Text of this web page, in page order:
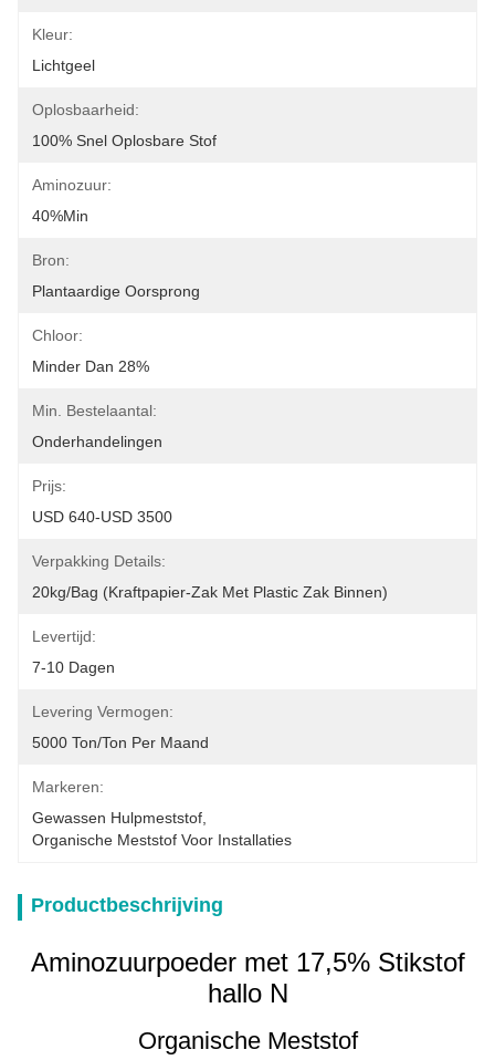
Kleur:
Lichtgeel
Oplosbaarheid:
100% Snel Oplosbare Stof
Aminozuur:
40%min
Bron:
Plantaardige Oorsprong
Chloor:
Minder Dan 28%
Min. Bestelaantal:
Onderhandelingen
Prijs:
USD 640-USD 3500
Verpakking Details:
20kg/bag (kraftpapier-Zak Met Plastic Zak Binnen)
Levertijd:
7-10 Dagen
Levering Vermogen:
5000 Ton/Ton Per Maand
Markeren:
Gewassen Hulpmeststof
Organische Meststof Voor Installaties
Productbeschrijving
Aminozuurpoeder met 17,5% Stikstof
hallo N
Organische Meststof